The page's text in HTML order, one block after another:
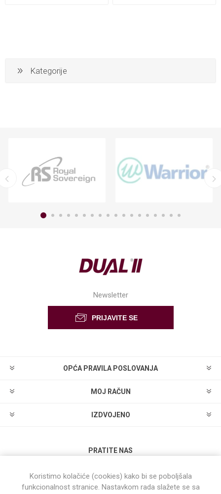
Kategorije
Newsletter
OPĆA PRAVILA POSLOVANJA
MOJ RAČUN
IZDVOJENO
PRATITE NAS
Koristimo kolačiće (cookies) kako bi se poboljšala
funkcionalnost stranice. Nastavkom rada slažete se sa